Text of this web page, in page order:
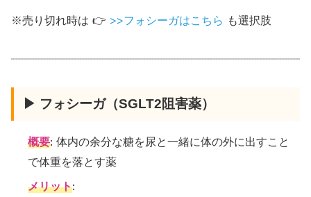
※売り切れ時は 👉 >>フォシーガはこちら も選択肢
▶ フォシーガ（SGLT2阻害薬）
概要: 体内の余分な糖を尿と一緒に体の外に出すこと
で体重を落とす薬
メリット: